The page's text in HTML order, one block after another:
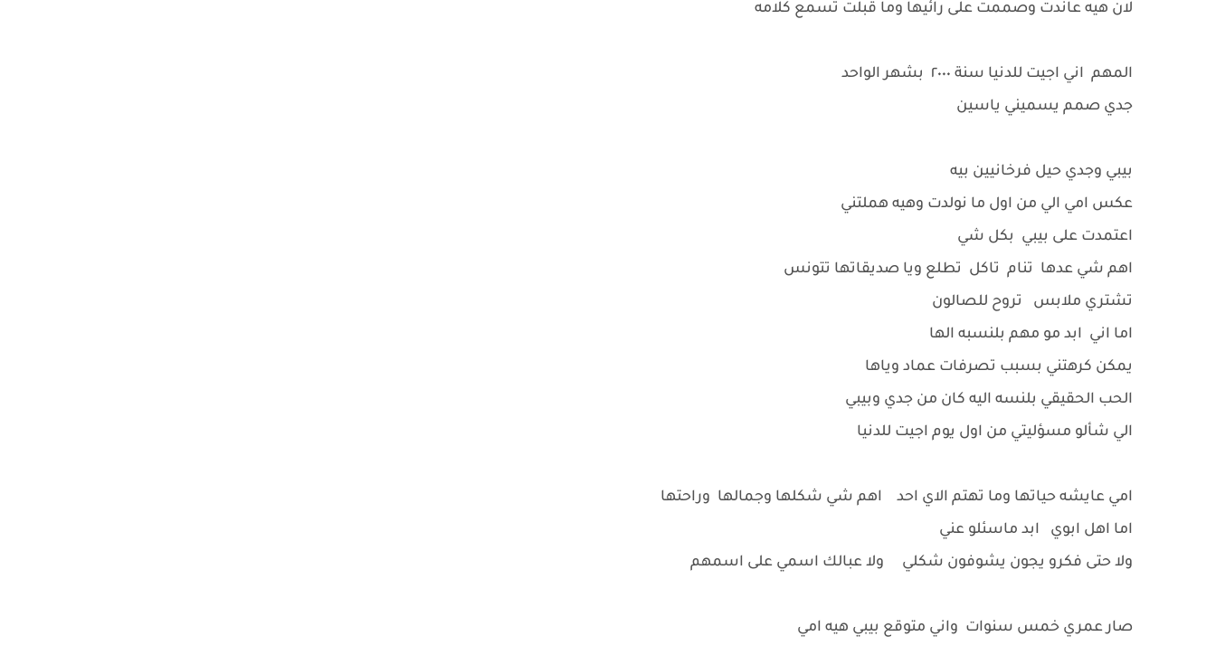
لان هيه عاندت وصممت على رائيها وما قبلت تسمع كلامه
المهم اني اجيت للدنيا سنة ٢٠٠٠ بشهر الواحد
جدي صمم يسميني ياسين
بيبي وجدي حيل فرخانيين بيه
عكس امي الي من اول ما نولدت وهيه هملتني
اعتمدت على بيبي بكل شي
اهم شي عدها تنام تاكل تطلع ويا صديقاتها تتونس
تشتري ملابس تروح للصالون
اما اني ابد مو مهم بلنسبه الها
يمكن كرهتني بسبب تصرفات عماد وياها
الحب الحقيقي بلنسه اليه كان من جدي وبيبي
الي شألو مسؤليتي من اول يوم اجيت للدنيا
امي عايشه حياتها وما تهتم الاي احد اهم شي شكلها وجمالها وراحتها
اما اهل ابوي ابد ماسئلو عني
ولا حتى فكرو يجون يشوفون شكلي ولا عبالك اسمي على اسمهم
صار عمري خمس سنوات واني متوقع بيبي هيه امي